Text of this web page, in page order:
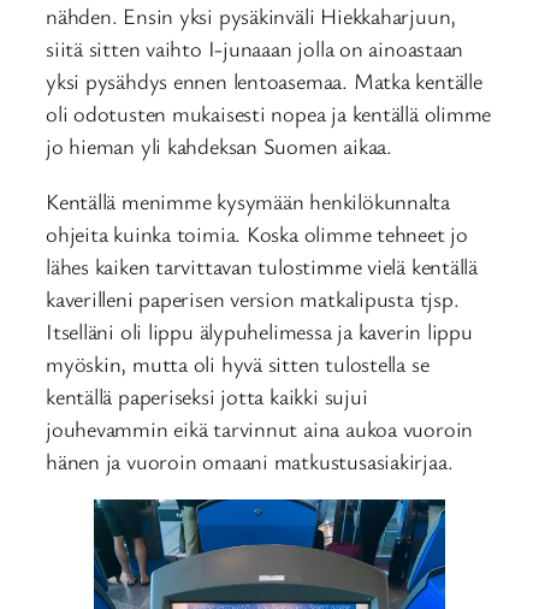
nähden. Ensin yksi pysäkinväli Hiekkaharjuun,
siitä sitten vaihto I-junaaan jolla on ainoastaan
yksi pysähdys ennen lentoasemaa. Matka kentälle
oli odotusten mukaisesti nopea ja kentällä olimme
jo hieman yli kahdeksan Suomen aikaa.
Kentällä menimme kysymään henkilökunnalta
ohjeita kuinka toimia. Koska olimme tehneet jo
lähes kaiken tarvittavan tulostimme vielä kentällä
kaverilleni paperisen version matkalipusta tjsp.
Itselläni oli lippu älypuhelimessa ja kaverin lippu
myöskin, mutta oli hyvä sitten tulostella se
kentällä paperiseksi jotta kaikki sujui
jouhevammin eikä tarvinnut aina aukoa vuoroin
hänen ja vuoroin omaani matkustusasiakirjaa.